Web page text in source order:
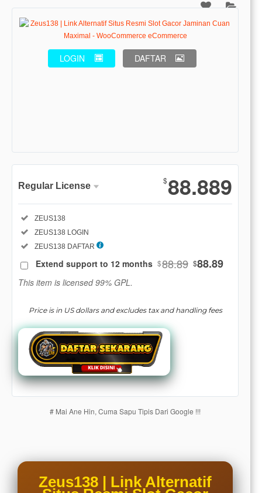
LOGIN DAFTAR
Show More
Regular License
Regular
License
SELECTED
$ 88
Use, by
you or
a single
end
product
which
end
users
are not
for. The
the item
price
and a
$88.889
Included:
ZEUS138
Included:
ZEUS138 LOGIN
Included:
ZEUS138 DAFTAR
Extend support to 12 months $88.89 $88.89
This item is licensed 99% GPL.
Price is in US dollars and excludes tax and handling fees
# Mai Ane Hin, Cuma Sapu Tipis Dari Google !!!
Zeus138 | Link Alternatif